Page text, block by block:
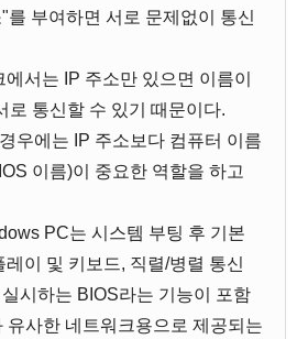
를 부여하면 서로 문제없이 통신
서는 IP 주소만 있으면 이름이
로 통신할 수 있기 때문이다.
우에는 IP 주소보다 컴퓨터 이름
이름)이 중요한 역할을 하고
PC는 시스템 부팅 후 기본
이 및 키보드, 직렬/병렬 통신
시하는 BIOS라는 기능이 포함
유사한 네트워크용으로 제공되는